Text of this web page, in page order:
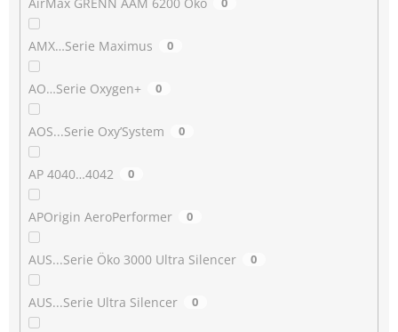
AMX…Serie Maximus 0
AO…Serie Oxygen+ 0
AOS...Serie Oxy’System 0
AP 4040…4042 0
APOrigin AeroPerformer 0
AUS...Serie Öko 3000 Ultra Silencer 0
AUS...Serie Ultra Silencer 0